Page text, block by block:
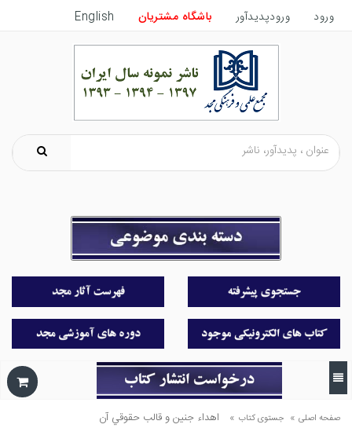
ورود ورودپدیدآور باشگاه مشتریان English
صفحه اصلی » جستوی کتاب » اهداء جنين و قالب حقوقي آن